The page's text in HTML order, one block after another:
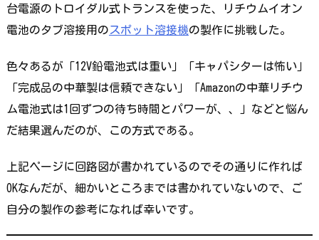
台電源のトロイダル式トランスを使った、リチウムイオン
電池のタブ溶接用のスポット溶接機の製作に挑戦した。
色々あるが「12V鉛電池式は重い」「キャパシターは怖い」
「完成品の中華製は信頼できない」「Amazonの中華リチウ
ム電池式は1回ずつの待ち時間とパワーが、、」などと悩ん
だ結果選んだのが、この方式である。
上記ページに回路図が書かれているのでその通りに作れば
OKなんだが、細かいところまでは書かれていないので、ご
自分の製作の参考になれば幸いです。